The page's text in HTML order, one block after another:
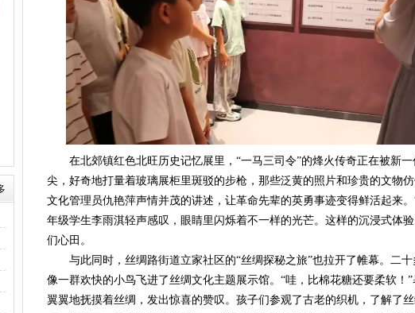
在北郊镇红色北旺历史记忆展里，“一马三司令”的烽火传奇正在被新一
尖，好奇地打量着玻璃展柜里斑驳的步枪，那些泛黄的照片和珍贵的文物
文化管理员仇艳萍声情并茂的讲述，让革命先辈的英勇事迹变得鲜活起来
年级学生李雨淇轻声感叹，眼睛里闪烁着不一样的光芒。这样的沉浸式体
们心田。
与此同时，丝绸路街道立家社区的“丝绸探秘之旅”也拉开了帷幕。二十
像一群欢快的小鸟飞进了丝绸文化主题展示馆。“哇，比棉花糖还要柔软！
翼翼地抚摸着丝绸，发出惊喜的赞叹。孩子们参观了古老的织机，了解了